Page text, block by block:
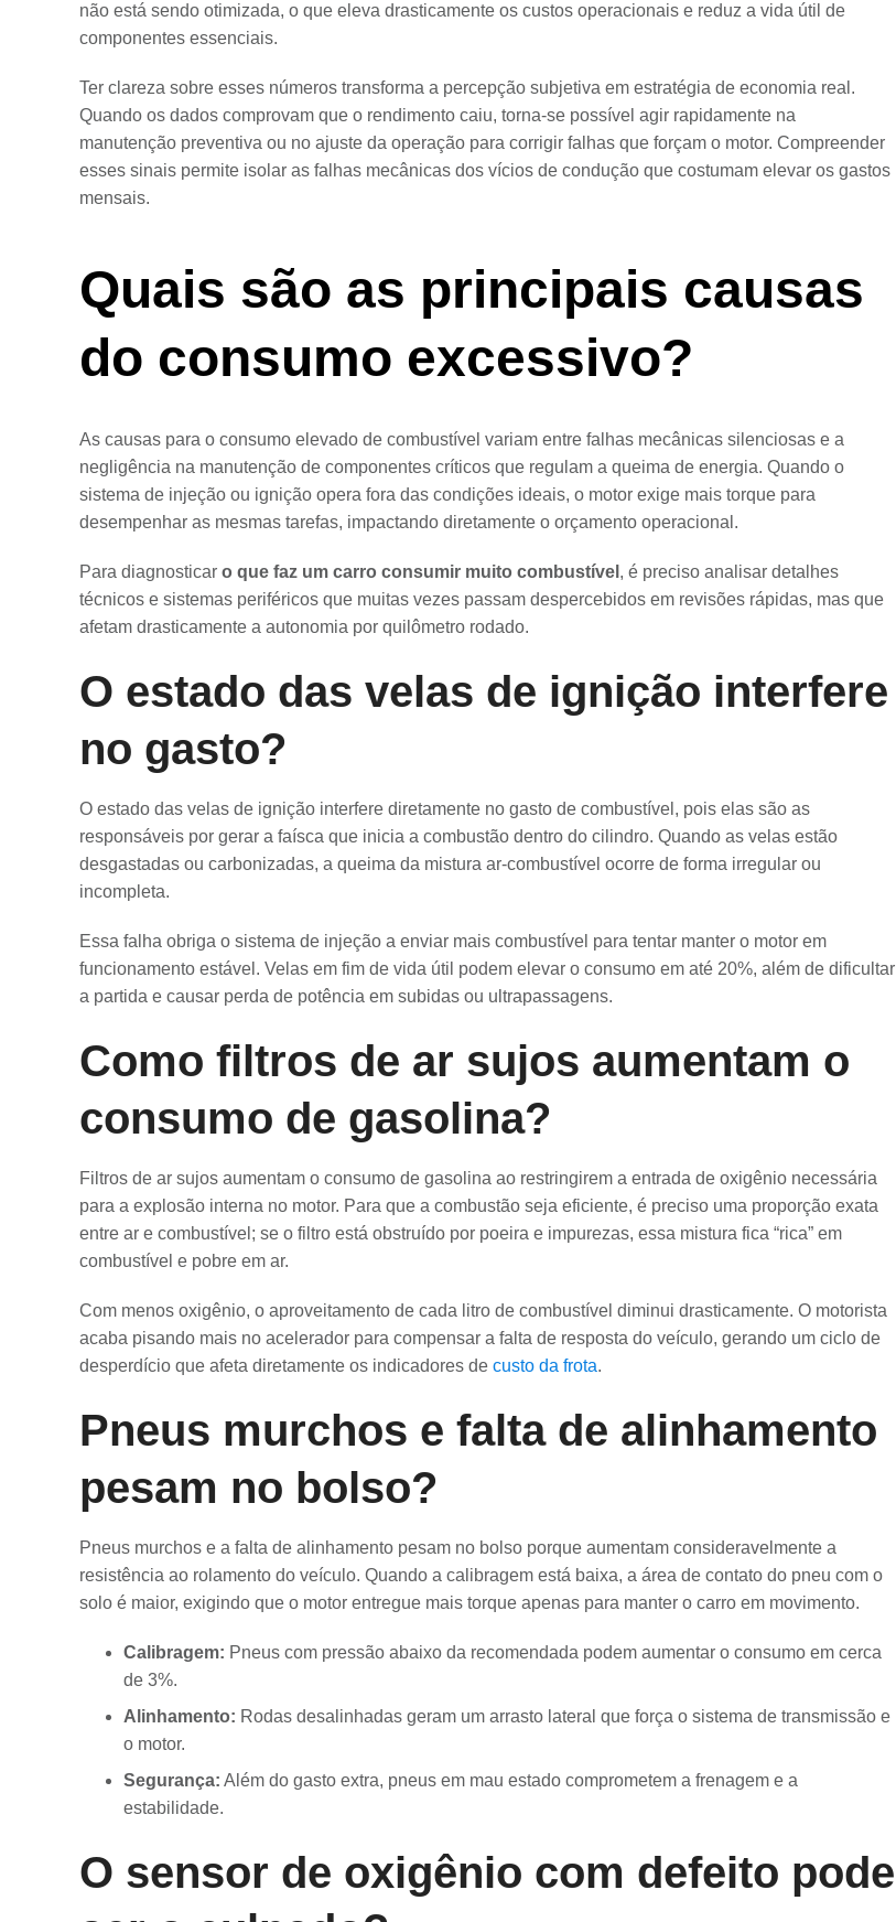
não está sendo otimizada, o que eleva drasticamente os custos operacionais e reduz a vida útil de
componentes essenciais.
Ter clareza sobre esses números transforma a percepção subjetiva em estratégia de economia real.
Quando os dados comprovam que o rendimento caiu, torna-se possível agir rapidamente na
manutenção preventiva ou no ajuste da operação para corrigir falhas que forçam o motor. Compreender
esses sinais permite isolar as falhas mecânicas dos vícios de condução que costumam elevar os gastos
mensais.
Quais são as principais causas
do consumo excessivo?
As causas para o consumo elevado de combustível variam entre falhas mecânicas silenciosas e a
negligência na manutenção de componentes críticos que regulam a queima de energia. Quando o
sistema de injeção ou ignição opera fora das condições ideais, o motor exige mais torque para
desempenhar as mesmas tarefas, impactando diretamente o orçamento operacional.
Para diagnosticar o que faz um carro consumir muito combustível , é preciso analisar detalhes
técnicos e sistemas periféricos que muitas vezes passam despercebidos em revisões rápidas, mas que
afetam drasticamente a autonomia por quilômetro rodado.
O estado das velas de ignição interfere
no gasto?
O estado das velas de ignição interfere diretamente no gasto de combustível, pois elas são as
responsáveis por gerar a faísca que inicia a combustão dentro do cilindro. Quando as velas estão
desgastadas ou carbonizadas, a queima da mistura ar-combustível ocorre de forma irregular ou
incompleta.
Essa falha obriga o sistema de injeção a enviar mais combustível para tentar manter o motor em
funcionamento estável. Velas em fim de vida útil podem elevar o consumo em até 20%, além de dificultar
a partida e causar perda de potência em subidas ou ultrapassagens.
Como filtros de ar sujos aumentam o
consumo de gasolina?
Filtros de ar sujos aumentam o consumo de gasolina ao restringirem a entrada de oxigênio necessária
para a explosão interna no motor. Para que a combustão seja eficiente, é preciso uma proporção exata
entre ar e combustível; se o filtro está obstruído por poeira e impurezas, essa mistura fica “rica” em
combustível e pobre em ar.
Com menos oxigênio, o aproveitamento de cada litro de combustível diminui drasticamente. O motorista
acaba pisando mais no acelerador para compensar a falta de resposta do veículo, gerando um ciclo de
desperdício que afeta diretamente os indicadores de custo da frota.
Pneus murchos e falta de alinhamento
pesam no bolso?
Pneus murchos e a falta de alinhamento pesam no bolso porque aumentam consideravelmente a
resistência ao rolamento do veículo. Quando a calibragem está baixa, a área de contato do pneu com o
solo é maior, exigindo que o motor entregue mais torque apenas para manter o carro em movimento.
Calibragem: Pneus com pressão abaixo da recomendada podem aumentar o consumo em cerca
de 3%.
Alinhamento: Rodas desalinhadas geram um arrasto lateral que força o sistema de transmissão e
o motor.
Segurança: Além do gasto extra, pneus em mau estado comprometem a frenagem e a
estabilidade.
O sensor de oxigênio com defeito pode